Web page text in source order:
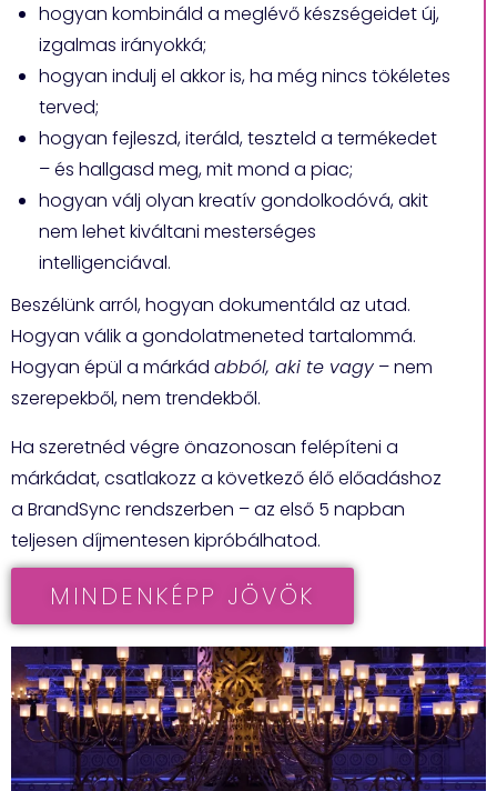
hogyan kombináld a meglévő készségeidet új,
izgalmas irányokká;
hogyan indulj el akkor is, ha még nincs tökéletes
terved;
hogyan fejleszd, iteráld, teszteld a termékedet
– és hallgasd meg, mit mond a piac;
hogyan válj olyan kreatív gondolkodóvá, akit
nem lehet kiváltani mesterséges
intelligenciával.
Beszélünk arról, hogyan dokumentáld az utad.
Hogyan válik a gondolatmeneted tartalommá.
Hogyan épül a márkád abból, aki te vagy – nem
szerepekből, nem trendekből.
Ha szeretnéd végre önazonosan felépíteni a
márkádat, csatlakozz a következő élő előadáshoz
a BrandSync rendszerben – az első 5 napban
teljesen díjmentesen kipróbálhatod.
MINDENKÉPP JÖVÖK